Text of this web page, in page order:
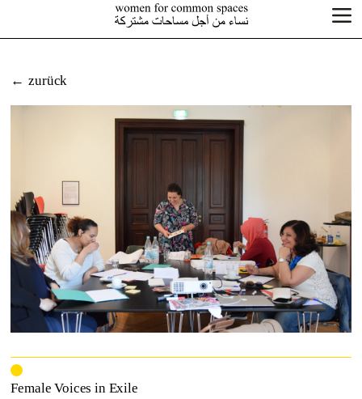
zurück
Female Voices in Exile